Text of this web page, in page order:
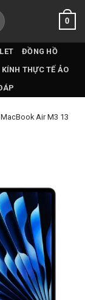
0
ĐỒNG HỒ
KÍNH THỰC TẾ ẢO
MacBook Air M3 13